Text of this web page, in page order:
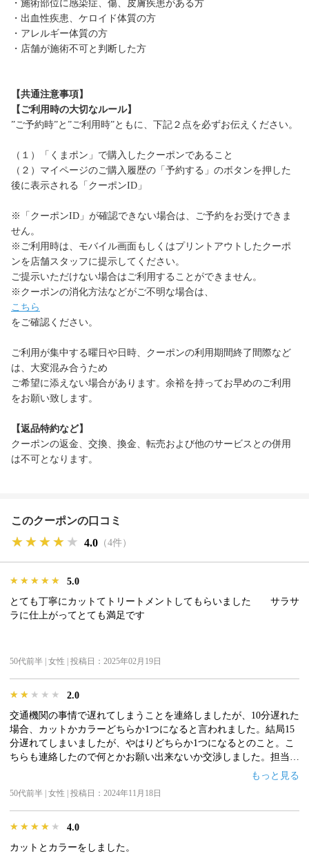
・施術部位に感染症、傷、皮膚疾患がある方
・出血性疾患、ケロイド体質の方
・アレルギー体質の方
・店舗が施術不可と判断した方
【共通注意事項】
【ご利用時の大切なルール】
”ご予約時”と”ご利用時”ともに、下記２点を必ずお伝えください。
（１）「くまポン」で購入したクーポンであること
（２）マイページのご購入履歴の「予約する」のボタンを押した
後に表示される「クーポンID」
※「クーポンID」が確認できない場合は、ご予約をお受けできま
せん。
※ご利用時は、モバイル画面もしくはプリントアウトしたクーポ
ンを店舗スタッフに提示してください。
ご提示いただけない場合はご利用することができません。
※クーポンの消化方法などがご不明な場合は、
こちら
をご確認ください。
ご利用が集中する曜日や日時、クーポンの利用期間終了間際など
は、大変混み合うため
ご希望に添えない場合があります。余裕を持ってお早めのご利用
をお願い致します。
【返品特約など】
クーポンの返金、交換、換金、転売および他のサービスとの併用
は不可となります。
このクーポンの口コミ
★★★★★
★★★★★
★★★★★ 4.0 （4件）
★★★★★
★★★★★
★★★★★
5.0
とても丁寧にカットてトリートメントしてもらいました サラサ
ラに仕上がってとても満足です
50代前半 | 女性 | 投稿日：2025年02月19日
★★★★★
★★★★★
★★★★★
2.0
交通機関の事情で遅れてしまうことを連絡しましたが、10分遅れた
場合、カットかカラーどちらか1つになると言われました。結局15
分遅れてしまいましたが、やはりどちらか1つになるとのこと。こ
ちらも連絡したので何とかお願い出来ないか交渉しました。担当者
が10分位店長？に相談して何とかOKを貰いましたが、次のお客さ
たい対応をされ残念な思いをしました。施術は丁寧で、結局2時間
以内に終わりました。
もっと見る
50代前半 | 女性 | 投稿日：2024年11月18日
★★★★★
★★★★★
★★★★★
4.0
カットとカラーをしました。